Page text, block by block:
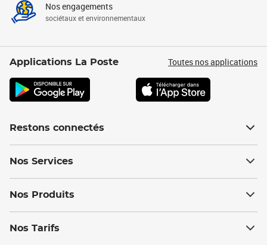
Nos engagements
sociétaux et environnementaux
Applications La Poste Toutes nos applications
Restons connectés
Nos Services
Nos Produits
Nos Tarifs